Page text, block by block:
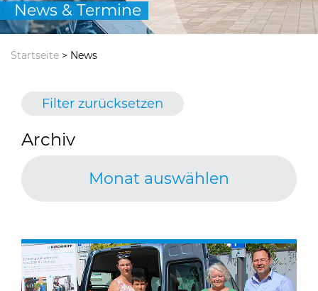
News & Termine
Startseite > News
Filter zurücksetzen
Archiv
Monat auswählen